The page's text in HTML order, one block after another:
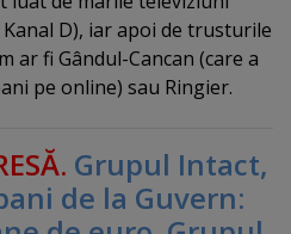
D), iar apoi de trusturile
ar fi Gândul-Cancan (care a
pe online) sau Ringier.
Grupul Intact,
de la Guvern: